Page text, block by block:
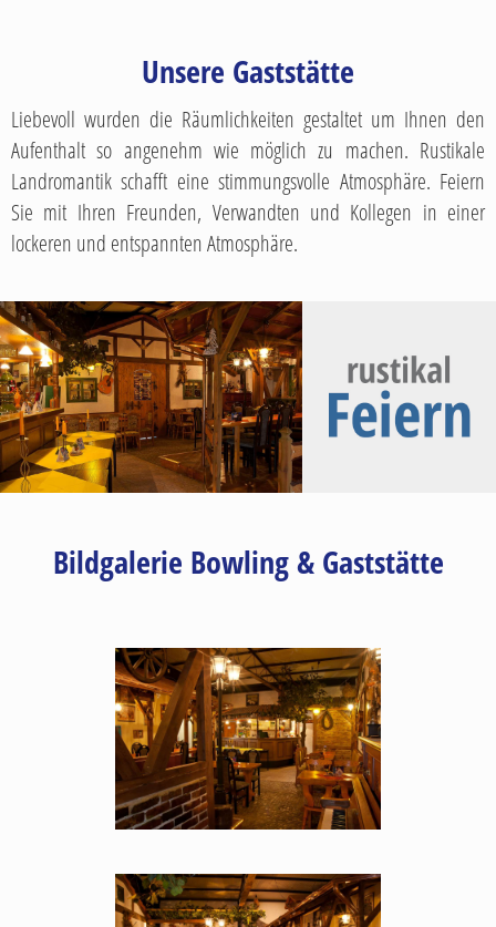
Unsere Gaststätte
Liebevoll wurden die Räumlichkeiten gestaltet um Ihnen den
Aufenthalt so angenehm wie möglich zu machen. Rustikale
Landromantik schafft eine stimmungsvolle Atmosphäre. Feiern
Sie mit Ihren Freunden, Verwandten und Kollegen in einer
lockeren und entspannten Atmosphäre.
Bildgalerie Bowling & Gaststätte